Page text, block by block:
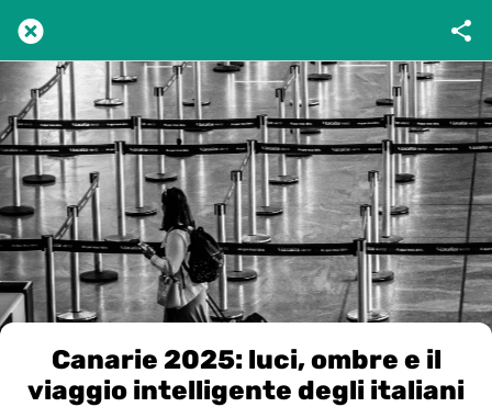
Canarie 2025: luci, ombre e il
viaggio intelligente degli italiani